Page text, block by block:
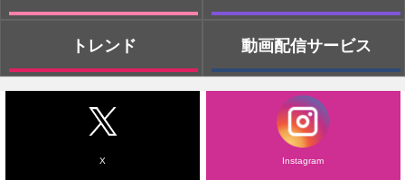
トレンド 動画配信サービス
X Instagram